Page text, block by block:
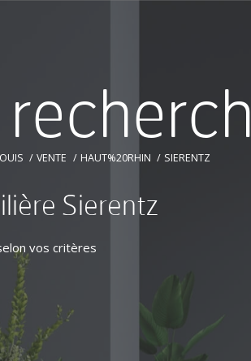
recherch
VENTE HAUT%20RHIN SIERENTZ
Sierentz
vos critères